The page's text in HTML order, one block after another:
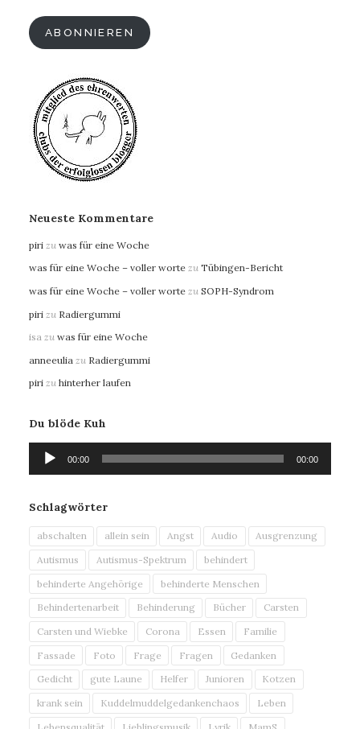
ABONNIEREN
Neueste Kommentare
piri zu was für eine Woche
was für eine Woche – voller worte zu Tübingen-Bericht
was für eine Woche – voller worte zu SOPH-Syndrom
piri zu Radiergummi
isa zu was für eine Woche
anneeulia zu Radiergummi
piri zu hinterher laufen
Du blöde Kuh
Audio-
Player
00:00 00:00
Schlagwörter
abschalten allein sein Angst Audio
Ausgrenzung
Autismus
Autismus-Spektrum
behindert
behinderte Angehörige
behinderte Menschen
Behindertenarbeit
Behinderung Bücher
Carsten
Carsten und Wiebke
Corona Essen
Familie
Fassade
Foto Frage Fragen
Gedanken
Gedicht
gute Laune Helfer Junioren
Kotzen
krank sein
Kuddelmuddelgedankenchaos
Leben